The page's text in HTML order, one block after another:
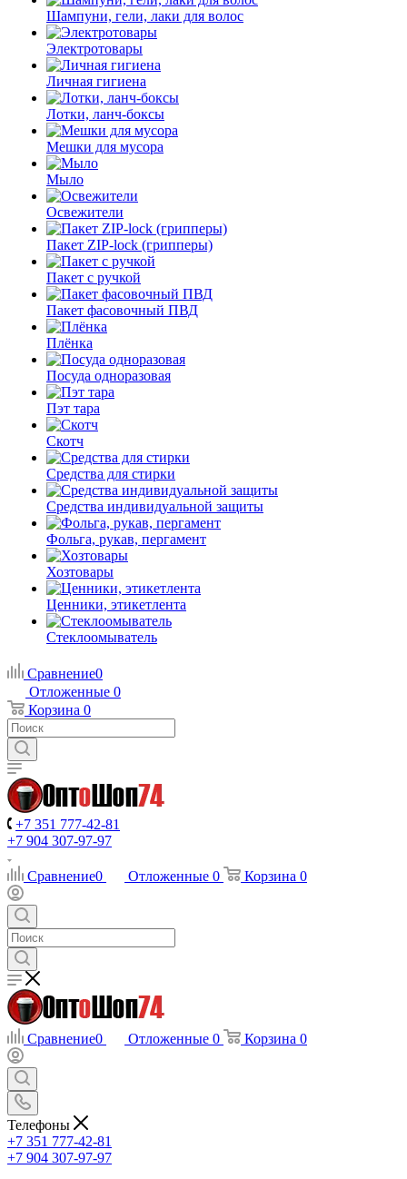
Шампуни, гели, лаки для волос
Электротовары
Личная гигиена
Лотки, ланч-боксы
Мешки для мусора
Мыло
Освежители
Пакет ZIP-lock (грипперы)
Пакет с ручкой
Пакет фасовочный ПВД
Плёнка
Посуда одноразовая
Пэт тара
Скотч
Средства для стирки
Средства индивидуальной защиты
Фольга, рукав, пергамент
Хозтовары
Ценники, этикетлента
Стеклоомыватель
Сравнение0
Отложенные 0
Корзина 0
+7 351 777-42-81
+7 904 307-97-97
Сравнение0 Отложенные 0 Корзина 0
Сравнение0 Отложенные 0 Корзина 0
Телефоны
+7 351 777-42-81
+7 904 307-97-97